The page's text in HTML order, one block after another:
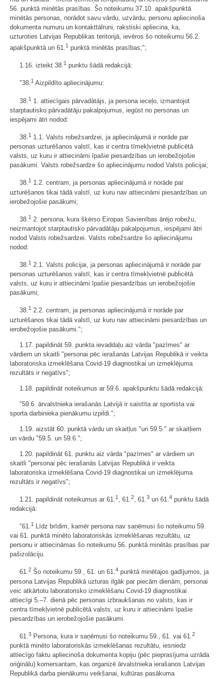
56. punktā minētās prasības. Šo noteikumu 37.10. apakšpunktā
minētās personas, norādot savu vārdu, uzvārdu, personu apliecinoša
dokumenta numuru un kontakttālruni, rakstiski apliecina, ka,
uzturoties Latvijas Republikas teritorijā, ievēros šo noteikumu 56.2.
apakšpunktā un 61.1 punktā minētās prasības;";
1.16. izteikt 38.1 punktu šādā redakcijā:
"38.1 Aizpildīto apliecinājumu:
38.1 1. attiecīgais pārvadātājs, ja persona ieceļo, izmantojot
starptautisko pārvadātāju pakalpojumus, iegūst no personas un
iespējami ātri nodod:
38.1 1.1. Valsts robežsardzei, ja apliecinājumā ir norāde par
personas uzturēšanos valstī, kas ir centra tīmekļvietnē publicētā
valsts, uz kuru ir attiecināmi īpašie piesardzības un ierobežojošie
pasākumi. Valsts robežsardze šo apliecinājumu nodod Valsts policijai;
38.1 1.2. centram, ja personas apliecinājumā ir norāde par
uzturēšanos tikai tādā valstī, uz kuru nav attiecināmi piesardzības un
ierobežojošie pasākumi;
38.1 2. persona, kura šķērso Eiropas Savienības ārējo robežu,
neizmantojot starptautisko pārvadātāju pakalpojumus, iespējami ātri
nodod Valsts robežsardzei. Valsts robežsardze šo apliecinājumu
nodod:
38.1 2.1. Valsts policijai, ja personas apliecinājumā ir norāde par
personas uzturēšanos valstī, kas ir centra tīmekļvietnē publicētā
valsts, uz kuru ir attiecināmi īpašie piesardzības un ierobežojošie
pasākumi;
38.1 2.2. centram, ja personas apliecinājumā ir norāde par
uzturēšanos tikai tādā valstī, uz kuru nav attiecināmi piesardzības un
ierobežojošie pasākumi.";
1.17. papildināt 59. punkta ievaddaļu aiz vārda "pazīmes" ar
vārdiem un skaitli "personai pēc ierašanās Latvijas Republikā ir veikta
laboratoriska izmeklēšana Covid-19 diagnostikai un izmeklējuma
rezultāts ir negatīvs";
1.18. papildināt noteikumus ar 59.6. apakšpunktu šādā redakcijā:
"59.6. ārvalstnieka ierašanās Latvijā ir saistīta ar sportista vai
sporta darbinieka pienākumu izpildi.";
1.19. aizstāt 60. punktā vārdu un skaitļus "un 59.5." ar skaitļiem
un vārdu "59.5. un 59.6.";
1.20. papildināt 61. punktu aiz vārda "pazīmes" ar vārdiem un
skaitli "personai pēc ierašanās Latvijas Republikā ir veikta
laboratoriska izmeklēšana Covid-19 diagnostikai un izmeklējuma
rezultāts ir negatīvs";
1.21. papildināt noteikumus ar 61.1 , 61.2, 61.3 un 61.4 punktu šādā
redakcijā:
"61.1
Līdz brīdim, kamēr persona nav saņēmusi šo noteikumu 59.
vai 61. punktā minēto laboratoriskās izmeklēšanas rezultātu, uz
personu ir attiecināmas šo noteikumu 56. punktā minētās prasības par
pašizolāciju.
61.2 Šo noteikumu 59., 61. un 61.4 punktā minētajos gadījumos, ja
persona Latvijas Republikā uzturas ilgāk par piecām dienām, personai
veic atkārtotu laboratorisko izmeklēšanu Covid-19 diagnostikai
attiecīgi 5.–7. dienā pēc personas izbraukšanas no valsts, kas ir
centra tīmekļvietnē publicētā valsts, uz kuru ir attiecināmi īpašie
piesardzības un ierobežojošie pasākumi.
61.3 Persona, kura ir saņēmusi šo noteikumu 59., 61. vai 61.2
punktā minēto laboratoriskās izmeklēšanas rezultātu, iesniedz
attiecīgo faktu apliecinoša dokumenta kopiju (pēc pieprasījuma uzrāda
oriģinālu) komersantam, kas organizē ārvalstnieka ierašanos Latvijas
Republikā darba pienākumu veikšanai, kultūras pasākuma